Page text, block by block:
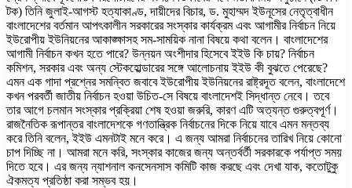
টক) তিনি জুলাই-আগস্ট হত্যাকাণ্ড, দায়ীদের বিচার, ড. মুহাম্মদ ইউনূসের নেতৃত্বাধীন
বাংলাদেশের বর্তমান আপৎকালীন সরকারের সংস্কার কার্যক্রম এবং আগামীর নির্বাচন নিয়ে
ইউরোপীয় ইউনিয়নের আকাঙ্ক্ষাসহ সম-সাময়িক নানা বিষয়ে কথা বলেন। বাংলাদেশের
আগামী নির্বাচন কখন হতে পারে? উন্নয়ন অংশীদার হিসেবে ইইউ কি চায়? নির্বাচন
কমিশন, সরকার এবং অন্য স্টেকহোল্ডারের সঙ্গে আলোচনায় ইইউ কী বুঝতে পেরেছে?
এমন এক গাদা প্রশ্নের সমন্বিত জবাবে ইউরোপীয় ইউনিয়নের রাষ্ট্রদূত বলেন, বাংলাদেশে
কখন পরবর্তী জাতীয় নির্বাচন হওয়া উচিত-সে বিষয়ে বাংলাদেশই সিদ্ধান্ত নেবে। তবে
তার আগে চলমান সংস্কার প্রক্রিয়া শেষ হওয়া জরুরি, কারণ এটি অত্যন্ত গুরুত্বপূর্ণ।
রাজনৈতিক রূপান্তর বাংলাদেশকে গণতান্ত্রিক নির্বাচনের দিকে নিয়ে যাবে এমন মন্তব্য
করে তিনি বলেন, ইইউ এমনটাই মনে করে। এ জন্য আমরা নির্বাচনের তারিখ নিয়ে কোনো
চাপ দিচ্ছি না। আমরা মনে করি, সংস্কার কাজের জন্য অন্তর্বর্তী সরকারকে পর্যাপ্ত সময়
দিতে হবে। এর জন্য ন্যাশনাল কনসেনসাস কমিটি কাজ করছে এবং দেখা যাক, কতোটুকু
ঐকমত্য প্রতিষ্ঠা করা সম্ভব হয়।